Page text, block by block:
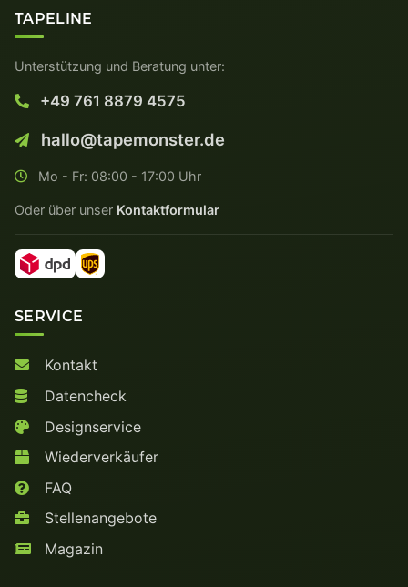
TAPELINE
Unterstützung und Beratung unter:
+49 761 8879 4575
hallo@tapemonster.de
Mo - Fr: 08:00 - 17:00 Uhr
Oder über unser Kontaktformular
SERVICE
Kontakt
Datencheck
Designservice
Wiederverkäufer
FAQ
Stellenangebote
Magazin